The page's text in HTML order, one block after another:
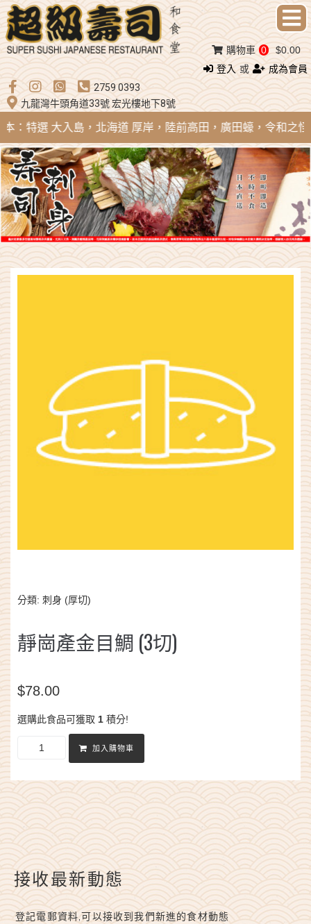
登入 或
成為會員
2759 0393
九龍灣牛頭角道33號 宏光樓地下8號
購物車 0 $0.00
：特選 大入島，北海道 厚岸，陸前高田，廣田蠔，令和之
分類: 刺身 (厚切)
靜崗產金目鯛 (3切)
$78.00
選購此食品可獲取 1 積分!
加入購物車
接收最新動態
登記電郵資料,可以接收到我們新進的食材動態